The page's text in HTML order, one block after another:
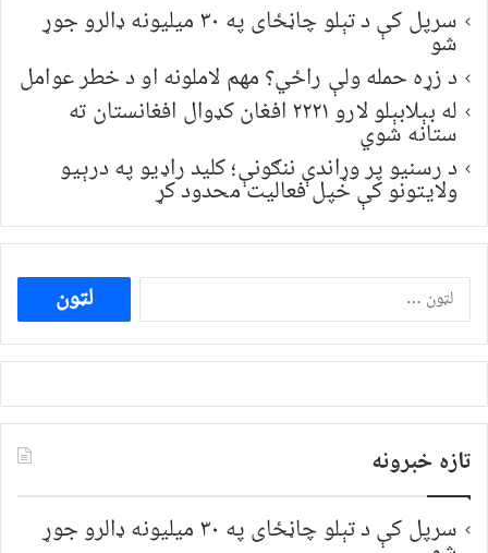
سرپل کې د تېلو چاڼځای په ۳۰ میلیونه ډالرو جوړ
شو
د زړه حمله ولې راځي؟ مهم لاملونه او د خطر عوامل
له بېلابېلو لارو ۲۲۲۱ افغان کډوال افغانستان ته
ستانه شوي
د رسنیو پر وړاندې ننګونې؛ کلید راډیو په درېیو
ولایتونو کې خپل فعالیت محدود کړ
ددی
لپاره
لټون:
تازه خبرونه
سرپل کې د تېلو چاڼځای په ۳۰ میلیونه ډالرو جوړ